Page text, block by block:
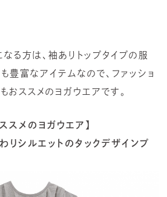
る方は、袖ありトップタイプの服
豊富なアイテムなので、ファッショ
おススメのヨガウエアです。
メのヨガウエア】
りシルエットのタックデザインプ